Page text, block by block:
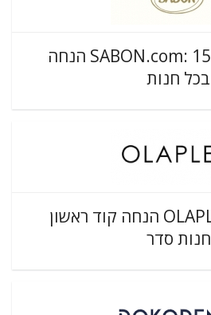
קוד פרומו ב SABON.com: 15% הנחה
בכל חנות
OLAPLEX.com 15% הנחה קוד ראשון
חנות סדר